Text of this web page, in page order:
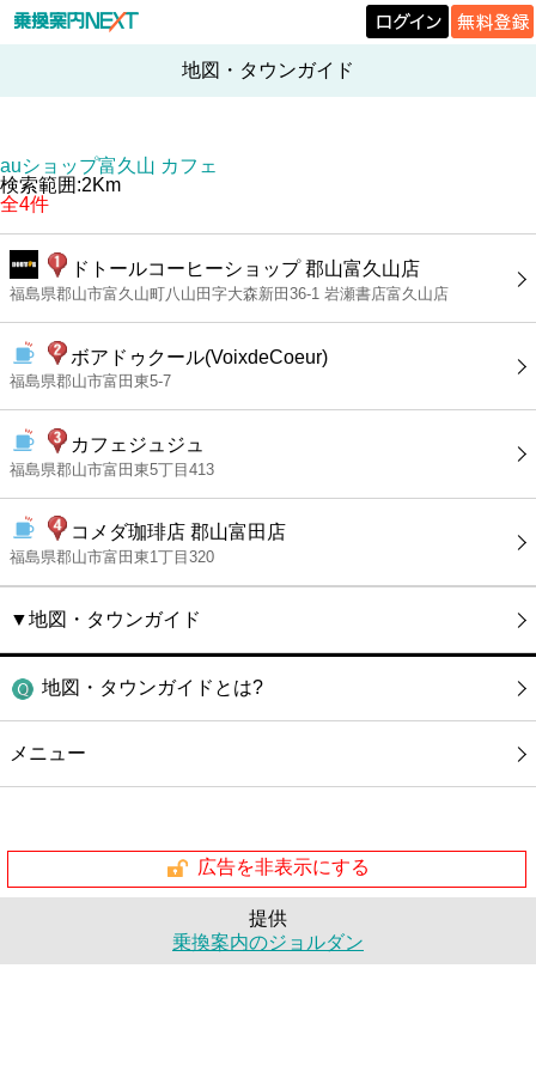
地図・タウンガイド
auショップ富久山 カフェ
検索範囲:2Km
全4件
ドトールコーヒーショップ 郡山富久山店
福島県郡山市富久山町八山田字大森新田36-1 岩瀬書店富久山店
ボアドゥクール(VoixdeCoeur)
福島県郡山市富田東5-7
カフェジュジュ
福島県郡山市富田東5丁目413
コメダ珈琲店 郡山富田店
福島県郡山市富田東1丁目320
▼地図・タウンガイド
地図・タウンガイドとは?
メニュー
広告を非表示にする
提供
乗換案内のジョルダン